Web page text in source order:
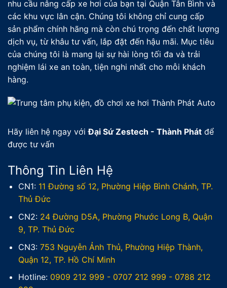
nhu cầu nâng cấp xe hơi của bạn tại Quận Tân Bình và
các khu vực lân cận. Chúng tôi không chỉ cung cấp
sản phẩm chính hãng mà còn chú trọng đến chất lượng
dịch vụ, từ khâu tư vấn, lắp đặt đến hậu mãi. Mục tiêu
của chúng tôi là mang lại sự hài lòng tối đa và trải
nghiệm lái xe an toàn, tiện nghi nhất cho mỗi khách
hàng.
Hãy liên hệ ngay vớiĐại Sứ Zestech - Thành Phát để
được tư vấn
Thông Tin Liên Hệ
CN1: 11 Đường số 12, Phường Hiệp Bình Chánh, TP.
Thủ Đức
CN2: 24 Đường D5A, Phường Phước Long B, Quận
9, TP. Thủ Đức
CN3: 753 Nguyễn Ảnh Thủ, Phường Hiệp Thành,
Quận 12, TP. Hồ Chí Minh
Hotline: 0909 212 999 - 0707 212 999 - 0788 212